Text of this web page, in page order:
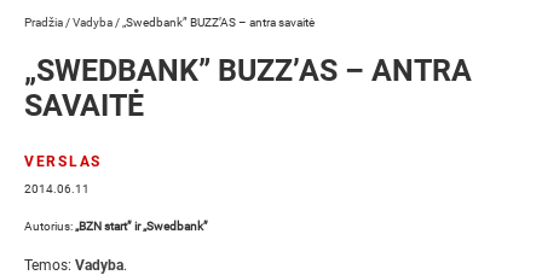
Pradžia /Vadyba / „Swedbank” BUZZ’AS – antra savaitė
„SWEDBANK” BUZZ’AS – ANTRA
SAVAITĖ
VERSLAS
2014.06.11
Autorius:„BZN start” ir „Swedbank”
Temos: Vadyba.